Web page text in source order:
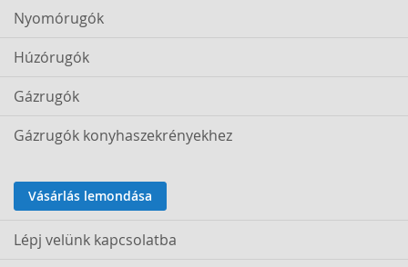
Nyomórugók
Húzórugók
Gázrugók
Gázrugók konyhaszekrényekhez
Vásárlás lemondása
Lépj velünk kapcsolatba